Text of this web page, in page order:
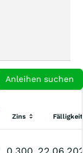
Zins
Fälligkeit